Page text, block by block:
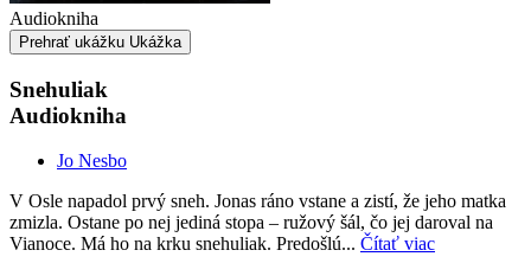
Audiokniha
Prehrať ukážku Ukážka
Snehuliak
Audiokniha
Jo Nesbo
V Osle napadol prvý sneh. Jonas ráno vstane a zistí, že jeho matka
zmizla. Ostane po nej jediná stopa – ružový šál, čo jej daroval na
Vianoce. Má ho na krku snehuliak. Predošlú... Čítať viac